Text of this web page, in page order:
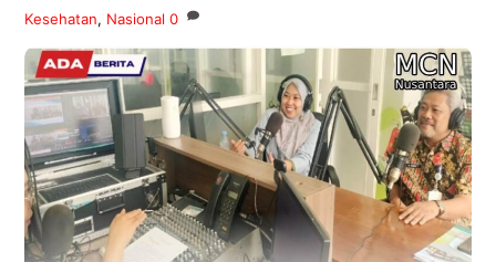
Kesehatan, Nasional 0